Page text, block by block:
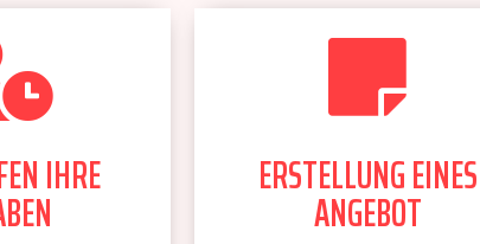
IHRE ERSTELLUNG EINES
ANGEBOT